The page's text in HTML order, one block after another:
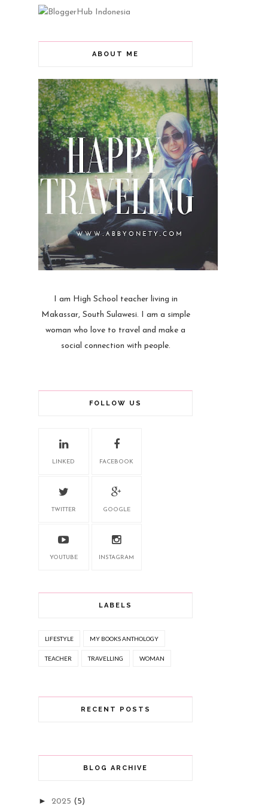
ABOUT ME
I am High School teacher living in
Makassar, South Sulawesi. I am a simple
woman who love to travel and make a
social connection with people.
FOLLOW US
LINKED FACEBOOK
TWITTER GOOGLE
YOUTUBE INSTAGRAM
LABELS
LIFESTYLE MY BOOKS ANTHOLOGY
TEACHER TRAVELLING WOMAN
RECENT POSTS
BLOG ARCHIVE
► 2025 (5)